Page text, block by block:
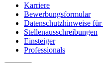
Karriere
Bewerbungsformular
Datenschutzhinweise
Stellenausschreibungen
Einsteiger
Professionals